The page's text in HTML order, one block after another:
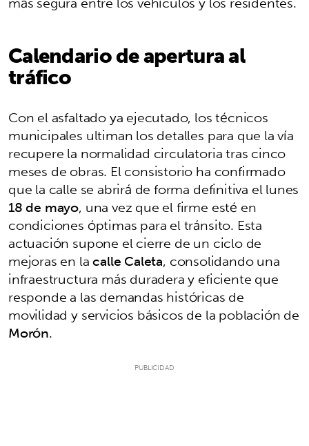
Calendario de apertura al
tráfico
Con el asfaltado ya ejecutado, los técnicos
municipales ultiman los detalles para que la vía
recupere la normalidad circulatoria tras cinco
meses de obras. El consistorio ha confirmado
que la calle se abrirá de forma definitiva el lunes
18 de mayo, una vez que el firme esté en
condiciones óptimas para el tránsito. Esta
actuación supone el cierre de un ciclo de
mejoras en lacalle Caleta, consolidando una
infraestructura más duradera y eficiente que
responde a las demandas históricas de
movilidad y servicios básicos de la población de
Morón.